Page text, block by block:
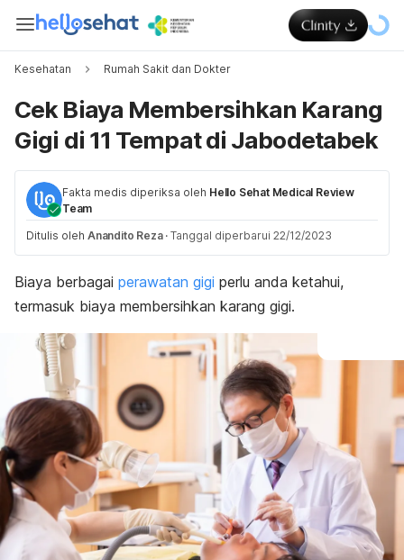
Kesehatan Rumah Sakit dan Dokter
Cek Biaya Membersihkan Karang
Gigi di 11 Tempat di Jabodetabek
Fakta medis diperiksa oleh Hello Sehat Medical Review
Team
Ditulis oleh Anandito Reza · Tanggal diperbarui 22/12/2023
Biaya berbagai perawatan gigi perlu anda ketahui,
termasuk biaya membersihkan karang gigi.